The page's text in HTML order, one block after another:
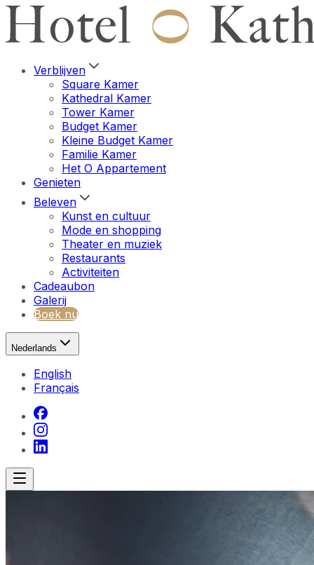
Verblijven
Square Kamer
Kathedral Kamer
Tower Kamer
Budget Kamer
Kleine Budget Kamer
Familie Kamer
Het O Appartement
Genieten
Beleven
Kunst en cultuur
Mode en shopping
Theater en muziek
Restaurants
Activiteiten
Cadeaubon
Galerij
Boek nu
Nederlands
English
Français